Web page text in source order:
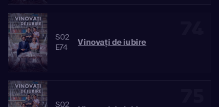
S02
E74
Vinovaţi de iubire
S02